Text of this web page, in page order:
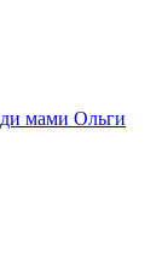
мами Ольги